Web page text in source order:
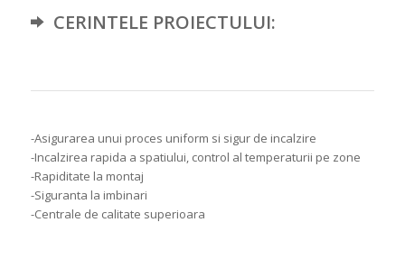
CERINTELE PROIECTULUI:
-Asigurarea unui proces uniform si sigur de incalzire
-Incalzirea rapida a spatiului, control al temperaturii pe zone
-Rapiditate la montaj
-Siguranta la imbinari
-Centrale de calitate superioara